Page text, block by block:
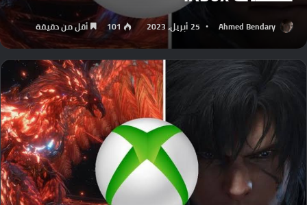
Ahmed Bendary 25 أبريل، 2023 101 أقل من دقيقة